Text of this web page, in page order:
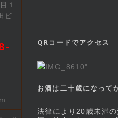
１
ビ
QRコードでアクセス
お酒は二十歳になって
法律により20歳未満